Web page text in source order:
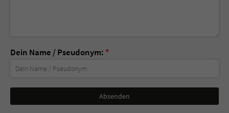
Dein Name / Pseudonym: *
Nicht
ausfüllen!